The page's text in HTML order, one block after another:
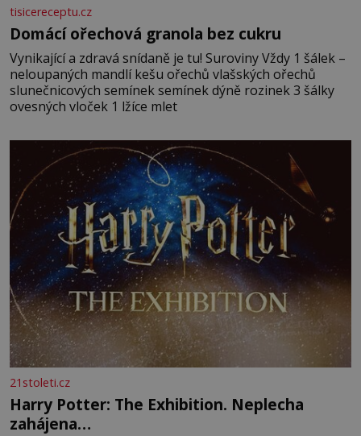
tisicereceptu.cz
Domácí ořechová granola bez cukru
Vynikající a zdravá snídaně je tu! Suroviny Vždy 1 šálek –
neloupaných mandlí kešu ořechů vlašských ořechů
slunečnicových semínek semínek dýně rozinek 3 šálky
ovesných vloček 1 lžíce mlet
21stoleti.cz
Harry Potter: The Exhibition. Neplecha
zahájena…